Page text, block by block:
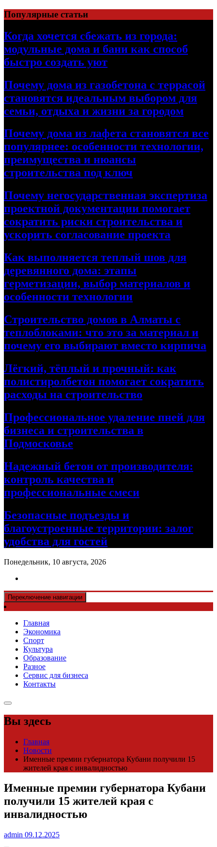
Перейти
к
содержимому
Популярные статьи
Когда хочется сбежать из города:
модульные дома и бани как способ
быстро создать уют
Почему дома из газобетона с террасой
становятся идеальным выбором для
семьи, отдыха и жизни за городом
Почему дома из лафета становятся все
популярнее: особенности технологии,
преимущества и нюансы
строительства под ключ
Почему негосударственная экспертиза
проектной документации помогает
сократить риски строительства и
ускорить согласование проекта
Как выполняется теплый шов для
деревянного дома: этапы
герметизации, выбор материалов и
особенности технологии
Строительство домов в Алматы с
теплоблоками: что это за материал и
почему его выбирают вместо кирпича
Лёгкий, тёплый и прочный: как
полистиролбетон помогает сократить
расходы на строительство
Профессиональное удаление пней для
бизнеса и строительства в
Подмосковье
Надежный бетон от производителя:
контроль качества и
профессиональные смеси
Безопасные подъезды и
благоустроенные территории: залог
удобства для гостей
Понедельник, 10 августа, 2026
Переключение навигации
Главная
Экономика
Спорт
Культура
Образование
Разное
Сервис для бизнеса
Контакты
Вы здесь
Главная
Новости
Именные премии губернатора Кубани получили 15
жителей края с инвалидностью
Именные премии губернатора Кубани
получили 15 жителей края с
инвалидностью
admin 09.12.2025